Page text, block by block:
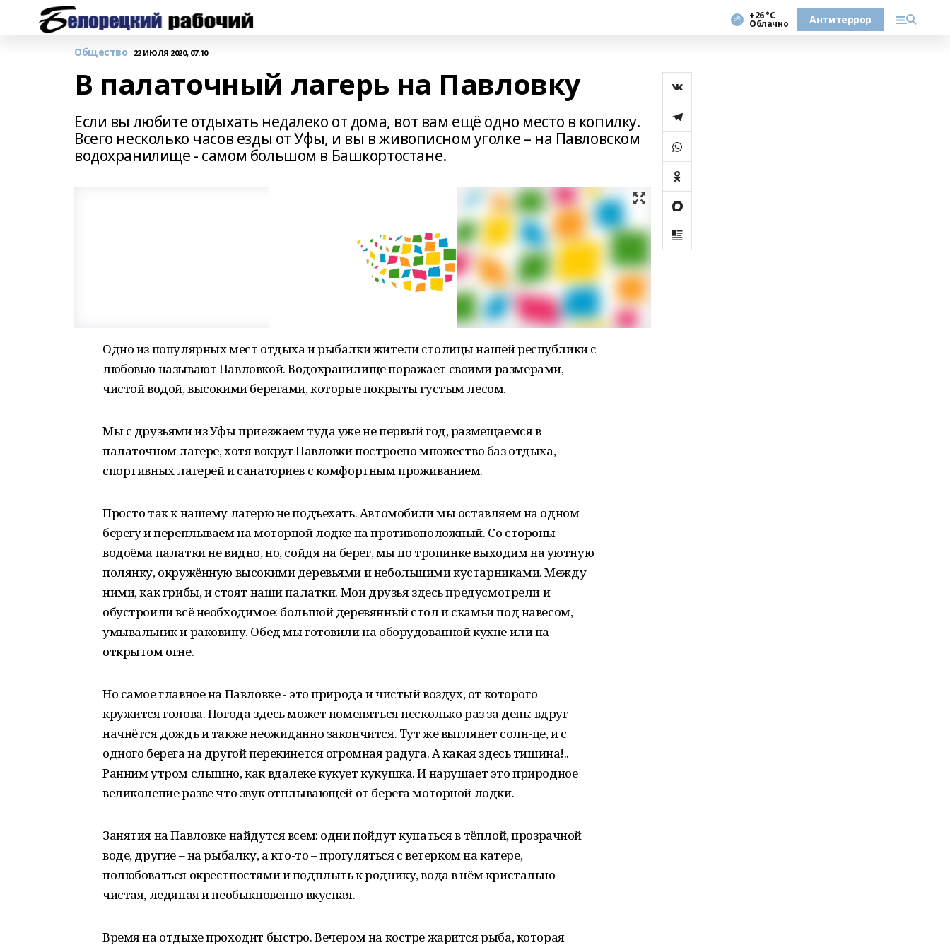
+26 °С
Облачно Антитеррор
Общество 22 ИЮЛЯ 2020, 07:10
В палаточный лагерь на Павловку
Если вы любите отдыхать недалеко от дома, вот вам ещё одно место в копилку.
Всего несколько часов езды от Уфы, и вы в живописном уголке – на Павловском
водохранилище - самом большом в Башкортостане.
Одно из популярных мест отдыха и рыбалки жители столицы нашей республики с
любовью называют Павловкой. Водохранилище поражает своими размерами,
чистой водой, высокими берегами, которые покрыты густым лесом.
Мы с друзьями из Уфы приезжаем туда уже не первый год, размещаемся в
палаточном лагере, хотя вокруг Павловки построено множество баз отдыха,
спортивных лагерей и санаториев с комфортным проживанием.
Просто так к нашему лагерю не подъехать. Автомобили мы оставляем на одном
берегу и переплываем на моторной лодке на противоположный. Со стороны
водоёма палатки не видно, но, сойдя на берег, мы по тропинке выходим на уютную
полянку, окружённую высокими деревьями и небольшими кустарниками. Между
ними, как грибы, и стоят наши палатки. Мои друзья здесь предусмотрели и
обустроили всё необходимое: большой деревянный стол и скамьи под навесом,
умывальник и раковину. Обед мы готовили на оборудованной кухне или на
открытом огне.
Но самое главное на Павловке - это природа и чистый воздух, от которого
кружится голова. Погода здесь может поменяться несколько раз за день: вдруг
начнётся дождь и также неожиданно закончится. Тут же выглянет солн-це, и с
одного берега на другой перекинется огромная радуга. А какая здесь тишина!..
Ранним утром слышно, как вдалеке кукует кукушка. И нарушает это природное
великолепие разве что звук отплывающей от берега моторной лодки.
Занятия на Павловке найдутся всем: одни пойдут купаться в тёплой, прозрачной
воде, другие – на рыбалку, а кто-то – прогуляться с ветерком на катере,
полюбоваться окрестностями и подплыть к роднику, вода в нём кристально
чистая, ледяная и необыкновенно вкусная.
Время на отдыхе проходит быстро. Вечером на костре жарится рыба, которая